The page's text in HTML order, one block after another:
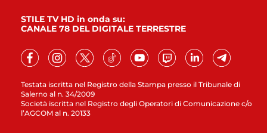
Testata iscritta nel Registro della Stampa presso il Tribunale di
Salerno al n. 34/2009
Società iscritta nel Registro degli Operatori di Comunicazione c/o
l’AGCOM al n. 20133
STILE TV HD in onda su:
CANALE 78 DEL DIGITALE TERRESTRE